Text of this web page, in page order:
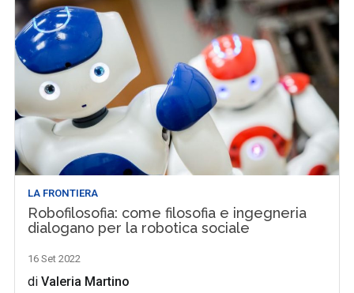
LA FRONTIERA
Robofilosofia: come filosofia e ingegneria
dialogano per la robotica sociale
16 Set 2022
diValeria Martino